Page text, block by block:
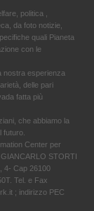
politica ,
da foto notizie,
quali Pianeta
con le
nostra esperienza
delle pari
fatta più
che abbiamo la
futuro.
Center per
STORTI
4- Cap 26100
Tel. e Fax
; indirizzo PEC